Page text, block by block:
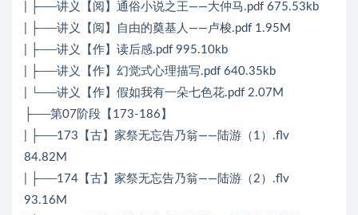
| ├──讲义【阅】通俗小说之王——大仲马.pdf 675.53kb
| ├──讲义【阅】自由的奠基人——卢梭.pdf 1.95M
| ├──讲义【作】读后感.pdf 995.10kb
| ├──讲义【作】幻觉式心理描写.pdf 640.35kb
| └──讲义【作】假如我有一朵七色花.pdf 2.07M
├──第07阶段【173-186】
| ├──173【古】家祭无忘告乃翁——陆游（1）.flv
84.82M
| ├──174【古】家祭无忘告乃翁——陆游（2）.flv
93.16M